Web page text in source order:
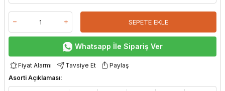
SEPETE EKLE
Whatsapp İle Sipariş Ver
Fiyat Alarmı Tavsiye Et
Paylaş
Asorti Açıklaması: